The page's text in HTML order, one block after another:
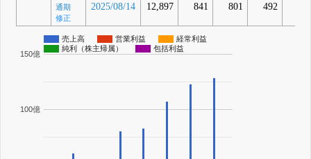
通期
修正
2025/08/14 12,897 841 801 492
売上高 営業利益
経常利益
純利（株主帰属）
包括利益
100億
150億